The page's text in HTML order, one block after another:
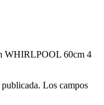
WHIRLPOOL 60cm 4
Los campos